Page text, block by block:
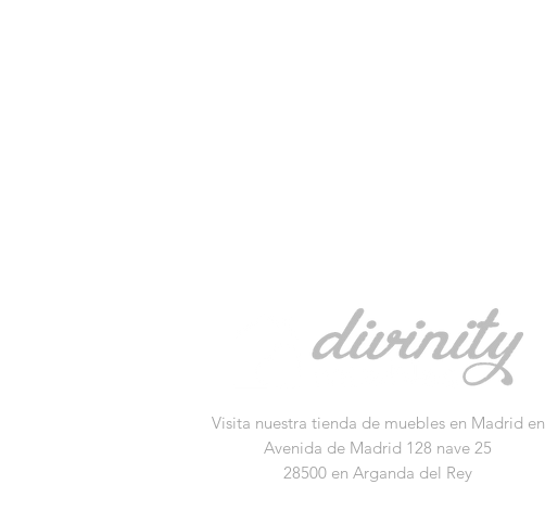
Visita nuestra tienda de muebles en Madrid en
Avenida de Madrid 128 nave 25
28500 en Arganda del Rey